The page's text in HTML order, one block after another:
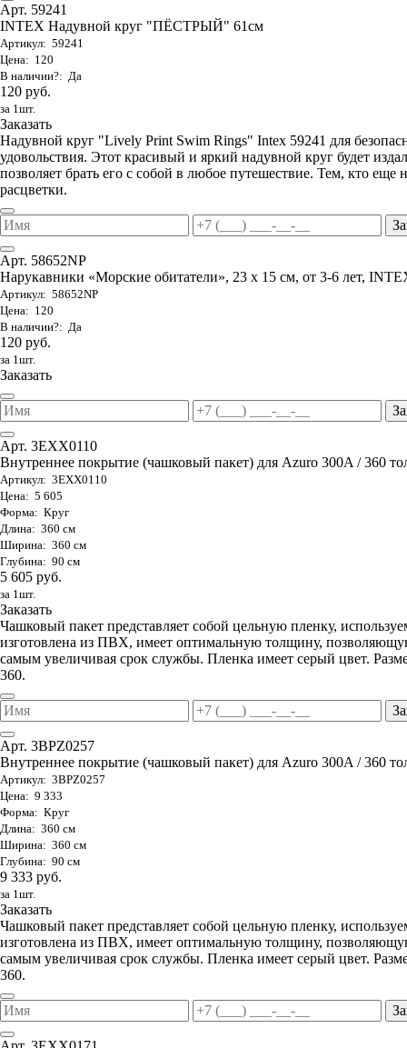
Арт. 59241
INTEX Надувной круг "ПЁСТРЫЙ" 61см
Артикул: 59241
Цена: 120
В наличии?: Да
120 руб.
за 1шт.
Заказать
Надувной круг "Lively Print Swim Rings" Intex 59241 для
удовольствия. Этот красивый и яркий надувной круг будет
позволяет брать его с собой в любое путешествие. Тем, кто
расцветки.
Арт. 58652NP
Нарукавники «Морские обитатели», 23 х 15 см, от 3-6 лет,
Артикул: 58652NP
Цена: 120
В наличии?: Да
120 руб.
за 1шт.
Заказать
Арт. 3EXX0110
Внутреннее покрытие (чашковый пакет) для Azuro 300A / 360
Артикул: 3EXX0110
Цена: 5 605
Форма: Круг
Длина: 360 см
Ширина: 360 см
Глубина: 90 см
5 605 руб.
за 1шт.
Заказать
Чашковый пакет представляет собой цельную пленку,
изготовлена из ПВХ, имеет оптимальную толщину,
самым увеличивая срок службы. Пленка имеет серый цвет.
360.
Арт. 3BPZ0257
Внутреннее покрытие (чашковый пакет) для Azuro 300A / 360
Артикул: 3BPZ0257
Цена: 9 333
Форма: Круг
Длина: 360 см
Ширина: 360 см
Глубина: 90 см
9 333 руб.
за 1шт.
Заказать
Чашковый пакет представляет собой цельную пленку,
изготовлена из ПВХ, имеет оптимальную толщину,
самым увеличивая срок службы. Пленка имеет серый цвет.
360.